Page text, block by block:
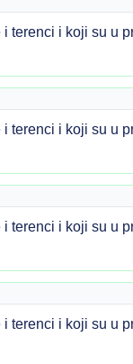
terenci i koji su u
terenci i koji su u
terenci i koji su u
terenci i koji su u